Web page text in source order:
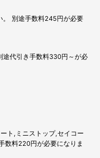
。 別途手数料245円が必要
途代引き手数料330円～が必
ト,ミニストップ,セイコー
数料220円が必要になりま